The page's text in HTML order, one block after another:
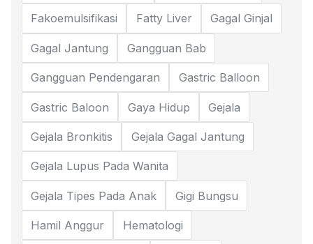
Fakoemulsifikasi Fatty Liver Gagal Ginjal
Gagal Jantung Gangguan Bab
Gangguan Pendengaran Gastric Balloon
Gastric Baloon Gaya Hidup Gejala
Gejala Bronkitis Gejala Gagal Jantung
Gejala Lupus Pada Wanita
Gejala Tipes Pada Anak Gigi Bungsu
Hamil Anggur Hematologi